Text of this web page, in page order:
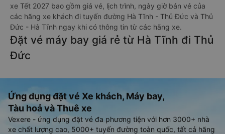
xe Tết 2027 bao gồm giá vé, lịch trình, ngày giờ bán vé của
các hãng xe khách đi tuyến đường Hà Tĩnh - Thủ Đức và Thủ
Đức - Hà Tĩnh ngay khi có thông tin từ các hãng xe.
Đặt vé máy bay giá rẻ từ Hà Tĩnh đi Thủ
Đức
Ứng dụng đặt vé Xe khách, Máy bay,
Tàu hoả và Thuê xe
Vexere - ứng dụng đặt vé đa phương tiện với hơn 3000+ nhà
xe chất lượng cao, 5000+ tuyến đường toàn quốc, tất cả hãng